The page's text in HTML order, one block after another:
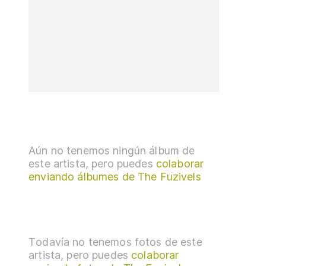
Aún no tenemos ningún álbum de
este artista, pero puedes colaborar
enviando álbumes de The Fuzivels
Todavía no tenemos fotos de este
artista, pero puedes colaborar